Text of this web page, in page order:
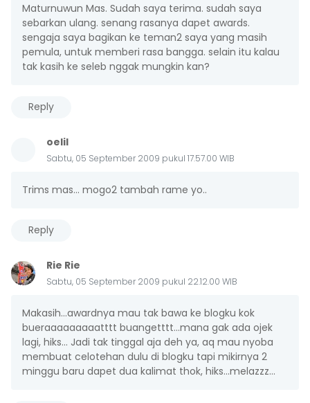
Maturnuwun Mas. Sudah saya terima. sudah saya
sebarkan ulang. senang rasanya dapet awards.
sengaja saya bagikan ke teman2 saya yang masih
pemula, untuk memberi rasa bangga. selain itu kalau
tak kasih ke seleb nggak mungkin kan?
Reply
oelil
Sabtu, 05 September 2009 pukul 17.57.00 WIB
Trims mas... mogo2 tambah rame yo..
Reply
Rie Rie
Sabtu, 05 September 2009 pukul 22.12.00 WIB
Makasih...awardnya mau tak bawa ke blogku kok
bueraaaaaaaaatttt buangetttt...mana gak ada ojek
lagi, hiks... Jadi tak tinggal aja deh ya, aq mau nyoba
membuat celotehan dulu di blogku tapi mikirnya 2
minggu baru dapet dua kalimat thok, hiks...melazzz...